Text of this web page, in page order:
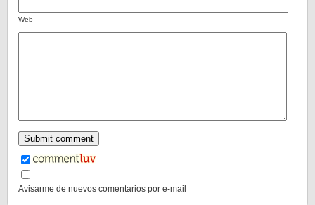
Web
Avisarme de nuevos comentarios por e-mail